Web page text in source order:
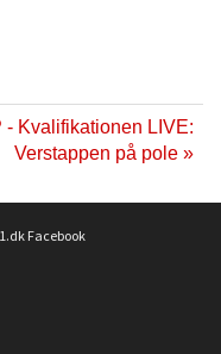
- Kvalifikationen LIVE:
Verstappen på pole »
Facebook